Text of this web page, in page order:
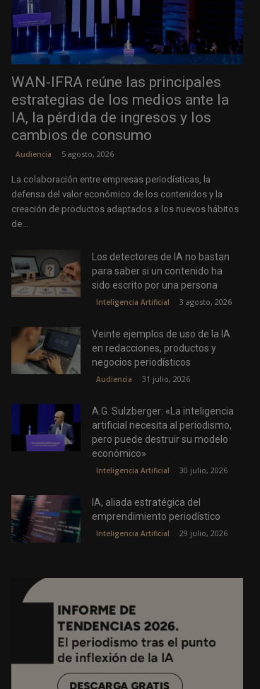
WAN-IFRA reúne las principales
estrategias de los medios ante la
IA, la pérdida de ingresos y los
cambios de consumo
Audiencia 5 agosto, 2026
La colaboración entre empresas periodísticas, la
defensa del valor económico de los contenidos y la
creación de productos adaptados a los nuevos hábitos
de...
Los detectores de IA no bastan
para saber si un contenido ha
sido escrito por una persona
Inteligencia Artificial 3 agosto, 2026
Veinte ejemplos de uso de la IA
en redacciones, productos y
negocios periodísticos
Audiencia 31 julio, 2026
A.G. Sulzberger: «La inteligencia
artificial necesita al periodismo,
pero puede destruir su modelo
económico»
Inteligencia Artificial 30 julio, 2026
IA, aliada estratégica del
emprendimiento periodístico
Inteligencia Artificial 29 julio, 2026